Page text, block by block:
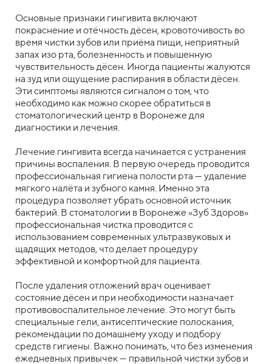
Основные признаки гингивита включают
покраснение и отёчность дёсен, кровоточивость во
время чистки зубов или приёма пищи, неприятный
запах изо рта, болезненность и повышенную
чувствительность дёсен. Иногда пациенты жалуются
на зуд или ощущение распирания в области дёсен.
Эти симптомы являются сигналом о том, что
необходимо как можно скорее обратиться в
стоматологический центр в Воронеже для
диагностики и лечения.
Лечение гингивита всегда начинается с устранения
причины воспаления. В первую очередь проводится
профессиональная гигиена полости рта — удаление
мягкого налёта и зубного камня. Именно эта
процедура позволяет убрать основной источник
бактерий. В стоматологии в Воронеже «Зуб Здоров»
профессиональная чистка проводится с
использованием современных ультразвуковых и
щадящих методов, что делает процедуру
эффективной и комфортной для пациента.
После удаления отложений врач оценивает
состояние дёсен и при необходимости назначает
противовоспалительное лечение. Это могут быть
специальные гели, антисептические полоскания,
рекомендации по домашнему уходу и подбору
средств гигиены. Важно понимать, что без изменения
ежедневных привычек — правильной чистки зубов и